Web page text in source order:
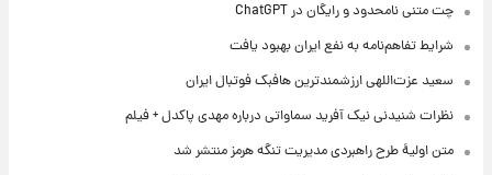
چت متنی نامحدود و رایگان در ChatGPT
شرایط تفاهم‌نامه به نفع ایران بهبود یافت
سعید عزت‌اللهی ارزشمندترین هافبک فوتبال ایران
نظرات شنیدنی نیک آفرید سماواتی درباره مهدی پاکدل + فیلم
متن اولیۀ طرح راهبردی مدیریت تنگه هرمز منتشر شد